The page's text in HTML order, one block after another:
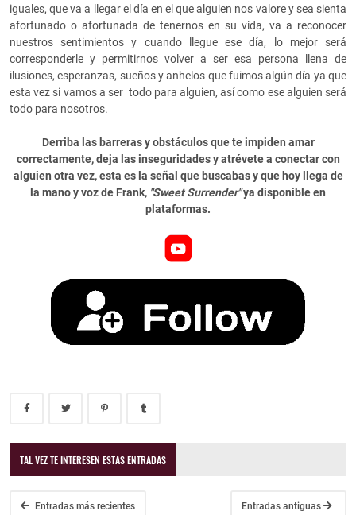
iguales, que va a llegar el día en el que alguien nos valore y sea sienta
afortunado o afortunada de tenernos en su vida, va a reconocer
nuestros sentimientos y cuando llegue ese día, lo mejor será
corresponderle y permitirnos volver a ser esa persona llena de
ilusiones, esperanzas, sueños y anhelos que fuimos algún día ya que
esta vez si vamos a ser todo para alguien, así como ese alguien será
todo para nosotros.
Derriba las barreras y obstáculos que te impiden amar
correctamente, deja las inseguridades y atrévete a conectar con
alguien otra vez, esta es la señal que buscabas y que hoy llega de
la mano y voz de Frank, "Sweet Surrender"ya disponible en
plataformas.
TAL VEZ TE INTERESEN ESTAS ENTRADAS
Entradas más recientes Entradas antiguas